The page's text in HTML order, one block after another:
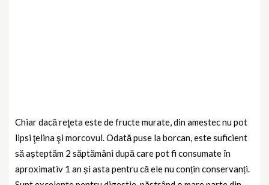
Chiar dacă reţeta este de fructe murate, din amestec nu pot
lipsi ţelina şi morcovul. Odată puse la borcan, este suficient
să așteptăm 2 săptămâni după care pot fi consumate în
aproximativ 1 an și asta pentru că ele nu conțin conservanți.